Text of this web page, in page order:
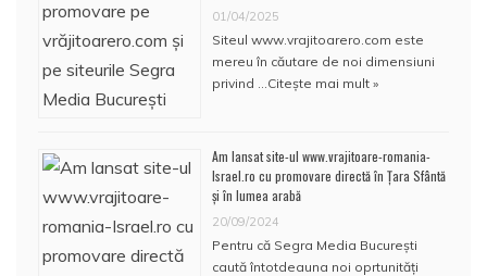
01/04/2025
Siteul www.vrajitoarero.com este
mereu în căutare de noi dimensiuni
privind … Citește mai mult »
Am lansat site-ul www.vrajitoare-romania-
Israel.ro cu promovare directă în Țara Sfântă
și în lumea arabă
20/09/2024
Pentru că Segra Media București
caută întotdeauna noi oprtunități